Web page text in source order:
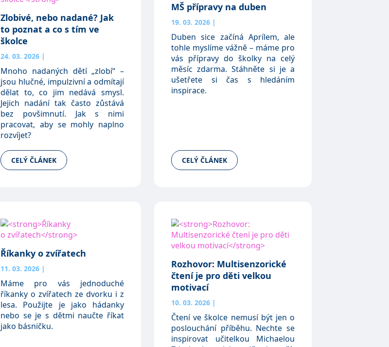
Zlobivé, nebo nadané? Jak
to poznat a co s tím ve
školce
24. 03. 2026 |
Mnoho nadaných dětí „zlobí“ –
jsou hlučné, impulzivní a odmítají
dělat to, co jim nedává smysl.
Jejich nadání tak často zůstává
bez povšimnutí. Jak s nimi
pracovat, aby se mohly naplno
rozvíjet?
CELÝ ČLÁNEK
MŠ přípravy na duben
19. 03. 2026 |
Duben sice začíná Aprílem, ale
tohle myslíme vážně – máme pro
vás přípravy do školky na celý
měsíc zdarma. Stáhněte si je a
ušetřete si čas s hledáním
inspirace.
CELÝ ČLÁNEK
Říkanky o zvířatech
11. 03. 2026 |
Máme pro vás jednoduché
říkanky o zvířatech ze dvorku i z
lesa. Použijte je jako hádanky
nebo se je s dětmi naučte říkat
jako básničku.
Rozhovor: Multisenzorické
čtení je pro děti velkou
motivací
10. 03. 2026 |
Čtení ve školce nemusí být jen o
poslouchání příběhu. Nechte se
inspirovat učitelkou Michaelou